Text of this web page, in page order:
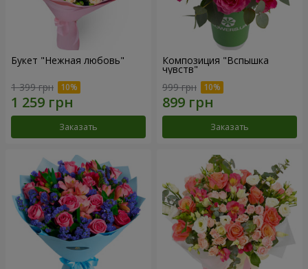
Букет "Нежная любовь"
1 399 грн
Заказать
Композиция "Вспышка
чувств"
999 грн
Заказать